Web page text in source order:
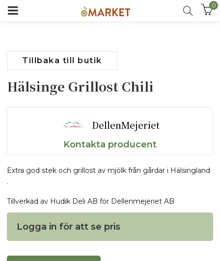
0
Tillbaka till butik
Hälsinge Grillost Chili
DellenMejeriet
Kontakta producent
Extra god stek och grillost av mjölk från gårdar i Hälsingland
.
Tillverkad av Hudik Deli AB för Dellenmejeriet AB
Logga in för att se pris